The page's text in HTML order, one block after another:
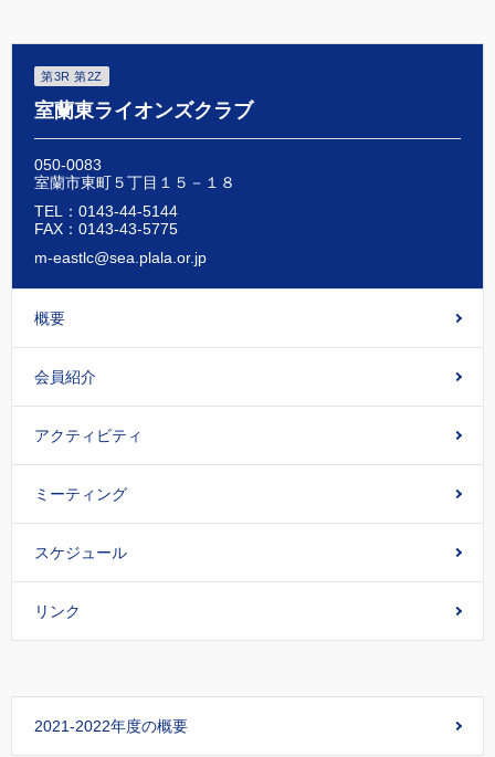
第3R 第2Z
室蘭東ライオンズクラブ
050-0083
室蘭市東町５丁目１５－１８
TEL：0143-44-5144
FAX：0143-43-5775
m-eastlc@sea.plala.or.jp
概要
会員紹介
アクティビティ
ミーティング
スケジュール
リンク
2021-2022年度の概要